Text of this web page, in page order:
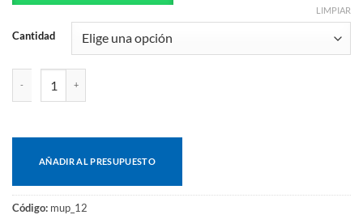
Cantidad
LIMPIAR
AÑADIR AL PRESUPUESTO
Código: mup_12